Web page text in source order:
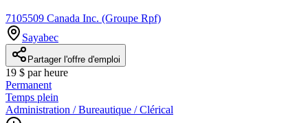
7105509 Canada Inc. (Groupe Rpf)
Sayabec
Partager l'offre d'emploi
19 $ par heure
Permanent
Temps plein
Administration / Bureautique / Clérical